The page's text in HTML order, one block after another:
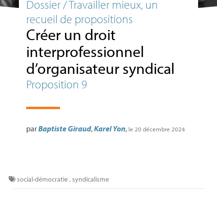
Dossier / Travailler mieux, un
recueil de propositions
Créer un droit
interprofessionnel
d’organisateur syndical
Proposition 9
parBaptiste Giraud,Karel Yon, le 20 décembre 2024
social-démocratie,syndicalisme